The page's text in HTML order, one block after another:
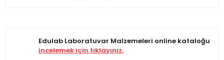
Edulab Laboratuvar Malzemeleri online kataloğu
incelemek için tıklayınız.